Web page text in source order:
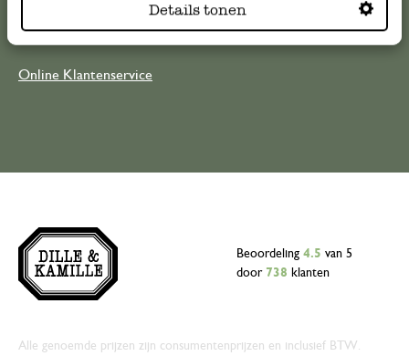
Details tonen
Online Klantenservice
Beoordeling 4.5 van 5
door 738 klanten
Alle genoemde prijzen zijn consumentenprijzen en inclusief BTW.